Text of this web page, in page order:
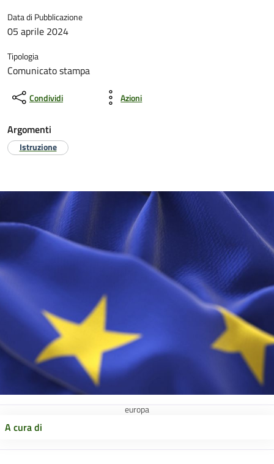
Data di Pubblicazione
05 aprile 2024
Tipologia
Comunicato stampa
Condividi Azioni
Argomenti
Istruzione
europa
A cura di